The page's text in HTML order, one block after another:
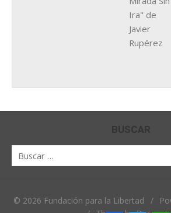
BUSCAR
© 2026 Fundación para la Libertad /